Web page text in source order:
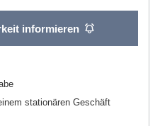
informieren
stationären Geschäft